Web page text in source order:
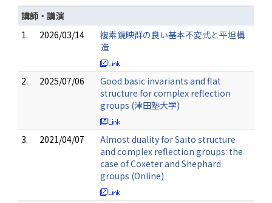
講師・講演
1.
2026/03/14
複素鏡映群の良い基本不変式と平坦構
造
2. 2025/07/06
Good basic invariants and flat
structure for complex reflection
groups (津田塾大学)
3. 2021/04/07
Almost duality for Saito structure
and complex reflection groups: the
case of Coxeter and Shephard
groups (Online)